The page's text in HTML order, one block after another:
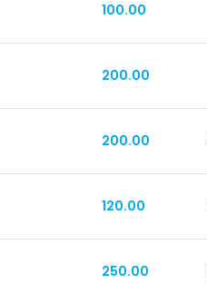
100.00
200.00
200.00
120.00
250.00